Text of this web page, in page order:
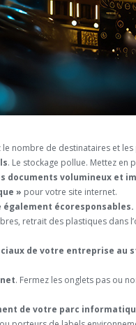
le nombre de destinataires et
. Le stockage pollue. Mettez
documents volumineux et
» pour votre site internet.
écoresponsables.
retrait des plastiques dans
de votre entreprise au
. Fermez les onglets pas ou
de votre parc